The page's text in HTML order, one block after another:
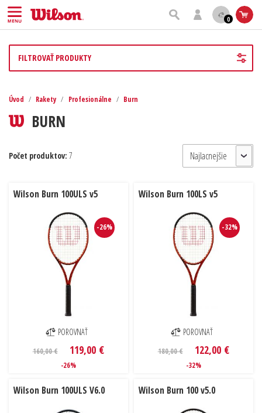
0
FILTROVAŤ PRODUKTY
Úvod / Rakety / Profesionálne / Burn
BURN
Počet produktov: 7
Wilson Burn 100ULS v5
-26%
POROVNAŤ
160,00 € 119,00 €
-26%
Wilson Burn 100LS v5
-32%
POROVNAŤ
180,00 € 122,00 €
-32%
Wilson Burn 100ULS V6.0 Wilson Burn 100 v5.0